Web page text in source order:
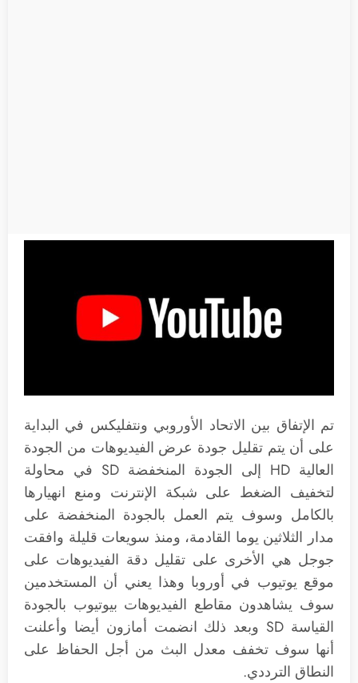
تم الإتفاق بين الاتحاد الأوروبي ونتفليكس في البداية
على أن يتم تقليل جودة عرض الفيديوهات من الجودة
العالية HD إلى الجودة المنخفضة SD في محاولة
لتخفيف الضغط على شبكة الإنترنت ومنع انهيارها
بالكامل وسوف يتم العمل بالجودة المنخفضة على
مدار الثلاثين يوما القادمة، ومنذ سويعات قليلة وافقت
جوجل هي الأخرى على تقليل دقة الفيديوهات على
موقع يوتيوب في أوروبا وهذا يعني أن المستخدمين
سوف يشاهدون مقاطع الفيديوهات بيوتيوب بالجودة
القياسة SD وبعد ذلك انضمت أمازون أيضا وأعلنت
أنها سوف تخفف معدل البث من أجل الحفاظ على
النطاق الترددي.